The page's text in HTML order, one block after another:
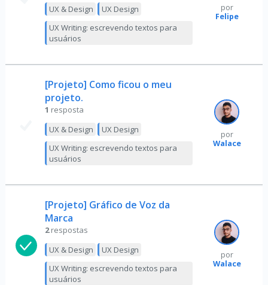
UX & Design
UX Design
UX Writing: escrevendo textos para
usuários
por
Felipe
[Projeto] Como ficou o meu
projeto.
1 resposta
UX & Design
UX Design
UX Writing: escrevendo textos para
usuários
por
Walace
[Projeto] Gráfico de Voz da
Marca
2 respostas
UX & Design
UX Design
UX Writing: escrevendo textos para
usuários
por
Walace